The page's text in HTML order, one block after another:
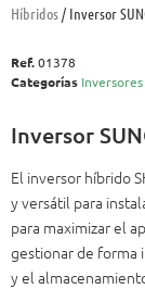
Híbridos/ Inversor
Ref.01378
Categorías
Inversor
El inversor híbrido
y versátil para
para maximizar el
gestionar de forma
y el